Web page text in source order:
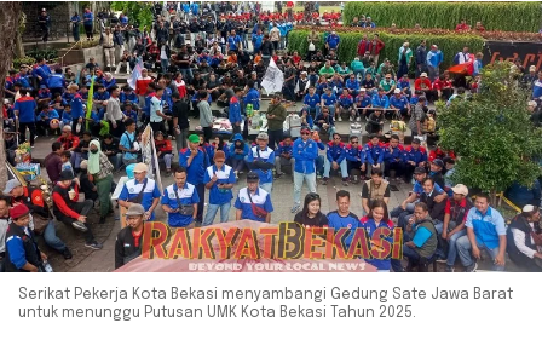
Serikat Pekerja Kota Bekasi menyambangi Gedung Sate Jawa Barat
untuk menunggu Putusan UMK Kota Bekasi Tahun 2025.